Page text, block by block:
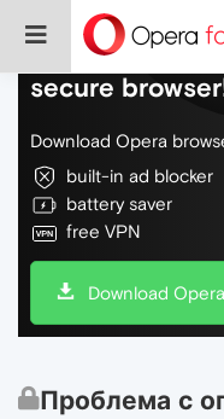
Do more on
secure
Download Opera
built-in ad blocker
battery saver
free VPN
Download Opera
Проблема с